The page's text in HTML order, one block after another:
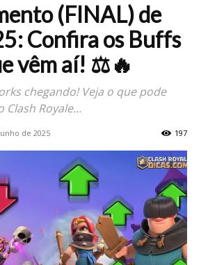
(FINAL) de
Confira os Buffs
vêm aí! ⚖️🔥
chegando! Veja o que pode
Royale...
de 2025 197